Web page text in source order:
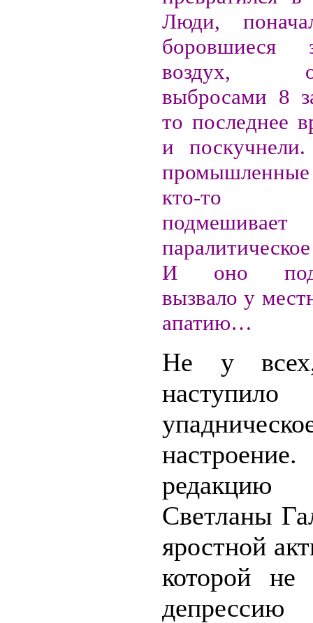
Люди,
боровшиеся
воздух,
выбросами 8
то последнее
и
кто-то
И оно
вызвало у
апатию…
Не у
наступило
Светланы
яростной
которой не